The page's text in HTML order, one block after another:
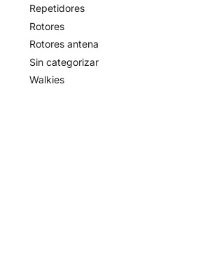
Repetidores
Rotores
Rotores antena
Sin categorizar
Walkies